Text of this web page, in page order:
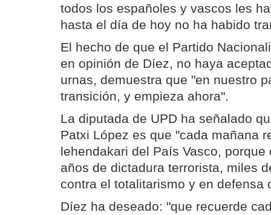
todos los españoles y vascos les
hasta el día de hoy no ha habido
El hecho de que el Partido
en opinión de Díez, no haya
urnas, demuestra que "en nuestro
transición, y empieza ahora".
La diputada de UPD ha señalado
Patxi López es que "cada mañana
lehendakari del País Vasco, porque
años de dictadura terrorista, miles
contra el totalitarismo y en defensa
Díez ha deseado: "que recuerde